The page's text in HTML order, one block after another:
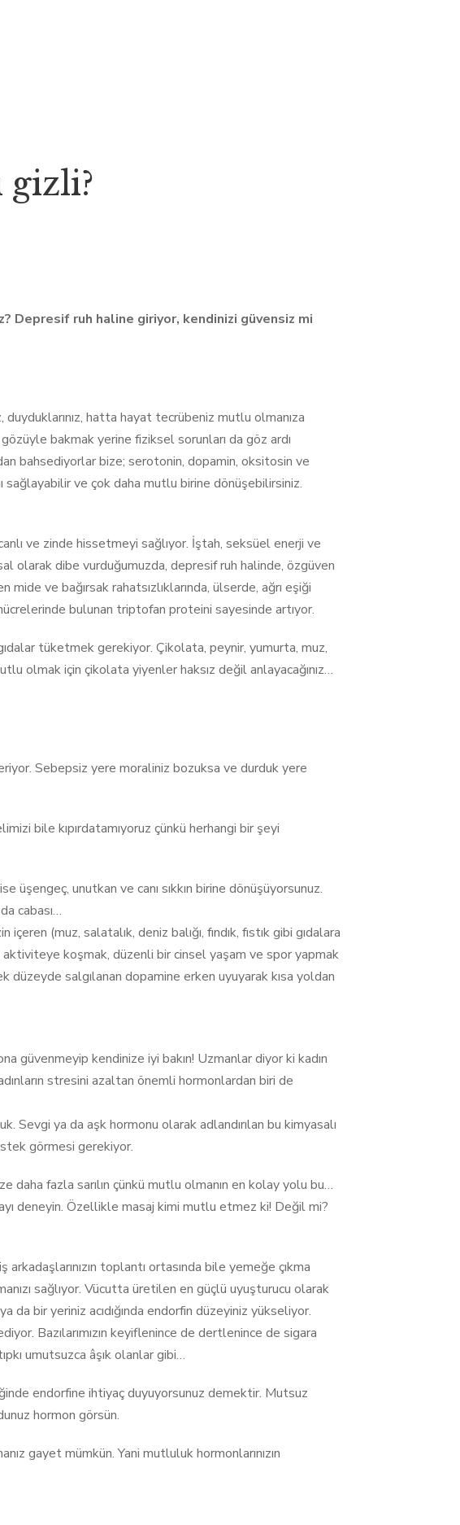
Depresif ruh haline giriyor, kendinizi güvensiz mi
hatta hayat tecrübeniz mutlu olmanıza
bakmak yerine fiziksel sorunları da göz ardı
bahsediyorlar bize; serotonin, dopamin, oksitosin ve
sağlayabilir ve çok daha mutlu birine dönüşebilirsiniz.
ve zinde hissetmeyi sağlıyor. İştah, seksüel enerji ve
olarak dibe vurduğumuzda, depresif ruh halinde, özgüven
ve bağırsak rahatsızlıklarında, ülserde, ağrı eşiği
bulunan triptofan proteini sayesinde artıyor.
tüketmek gerekiyor. Çikolata, peynir, yumurta, muz,
olmak için çikolata yiyenler haksız değil anlayacağınız…
Sebepsiz yere moraliniz bozuksa ve durduk yere
bile kıpırdatamıyoruz çünkü herhangi bir şeyi
unutkan ve canı sıkkın birine dönüşüyorsunuz.
cabası…
(muz, salatalık, deniz balığı, fındık, fıstık gibi gıdalara
koşmak, düzenli bir cinsel yaşam ve spor yapmak
düzeyde salgılanan dopamine erken uyuyarak kısa yoldan
güvenmeyip kendinize iyi bakın! Uzmanlar diyor ki kadın
stresini azaltan önemli hormonlardan biri de
Sevgi ya da aşk hormonu olarak adlandırılan bu kimyasalı
görmesi gerekiyor.
daha fazla sarılın çünkü mutlu olmanın en kolay yolu bu…
deneyin. Özellikle masaj kimi mutlu etmez ki! Değil mi?
toplantı ortasında bile yemeğe çıkma
sağlıyor. Vücutta üretilen en güçlü uyuşturucu olarak
da bir yeriniz acıdığında endorfin düzeyiniz yükseliyor.
Bazılarımızın keyiflenince de dertlenince de sigara
umutsuzca âşık olanlar gibi…
endorfine ihtiyaç duyuyorsunuz demektir. Mutsuz
hormon görsün.
gayet mümkün. Yani mutluluk hormonlarınızın